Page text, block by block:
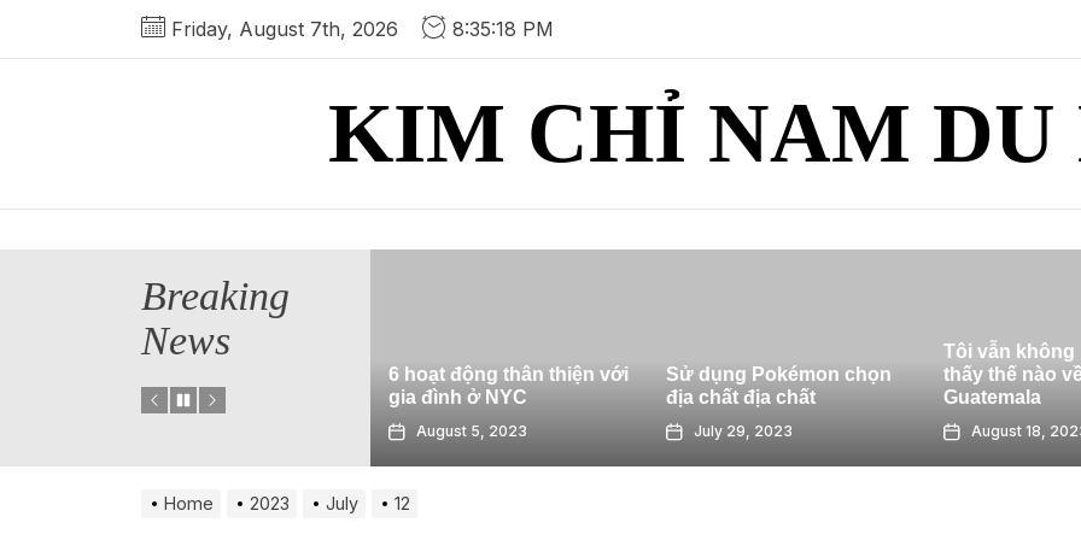
Friday, August 7th, 2026 8:35:19 PM
KIM CHỈ NAM
Breaking
News
để đi đến
6 hoạt động thân thiện với
gia đình ở NYC
Sử dụng Pokémon chọn
địa chất địa chất
July 29, 2023
Tôi vẫn không biết tôi cảm
thấy thế nào về Antigua,
Guatemala
August 18, 2023
9
du
sống
Home 2023 July 12